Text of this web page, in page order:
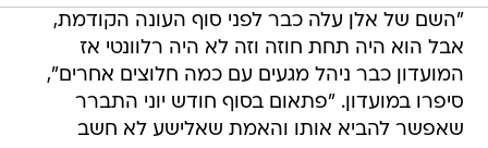
"השם של אלן עלה כבר לפני סוף העונה הקודמת,
אבל הוא היה תחת חוזה וזה לא היה רלוונטי אז
המועדון כבר ניהל מגעים עם כמה חלוצים אחרים",
סיפרו במועדון. "פתאום בסוף חודש יוני התברר
שאפשר להביא אותו והאמת שאלישע לא חשב